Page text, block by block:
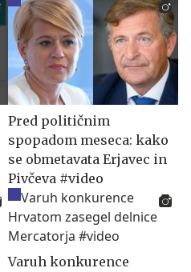
Pred političnim
spopadom meseca: kako
se obmetavata Erjavec in
Pivčeva #video
Varuh konkurence